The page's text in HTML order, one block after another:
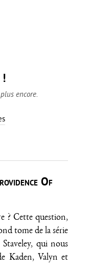
!
encore.
Of
? Cette question,
tome de la série
qui nous
Kaden, Valyn et